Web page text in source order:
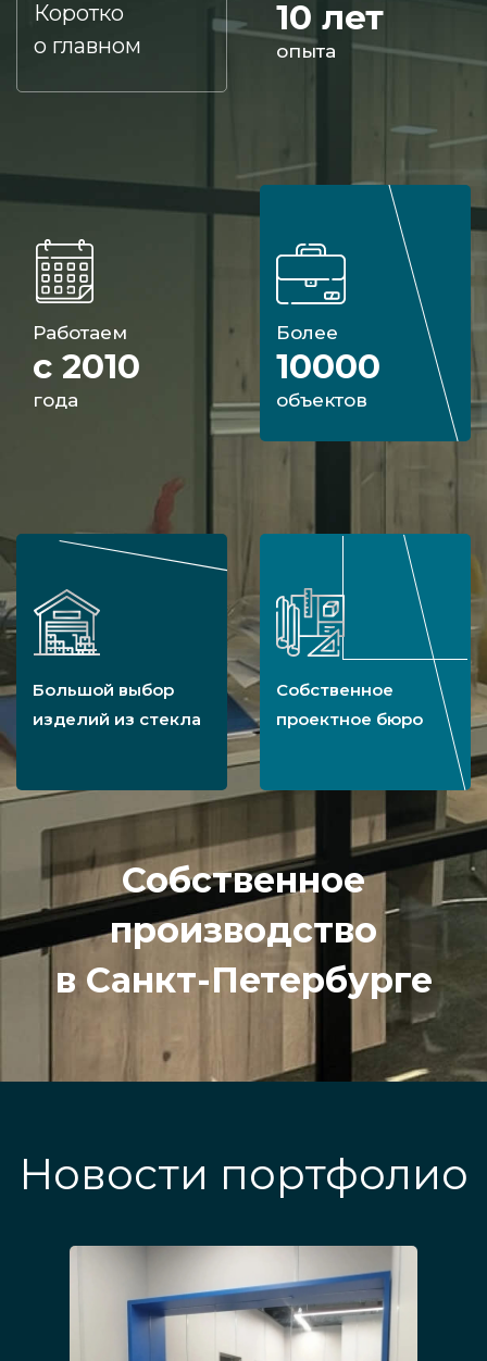
Коротко
о главном
10 лет
опыта
Работаем
с 2010
года
Более
10000
объектов
Большой выбор
изделий из стекла
Собственное
проектное бюро
Собственное
производство
в Санкт-Петербурге
Новости портфолио